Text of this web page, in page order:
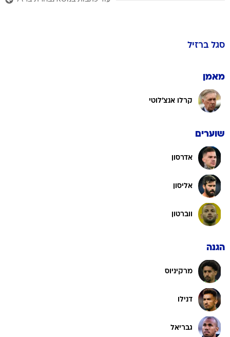
סגל ברזיל
מאמן
קרלו אנצ'לוטי
שוערים
אדרסון
אליסון
ווברטון
הגנה
מרקיניוס
דנילו
גבריאל